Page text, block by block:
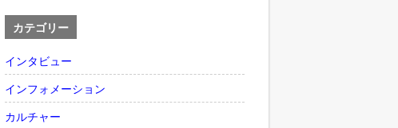
カテゴリー
インタビュー
インフォメーション
カルチャー